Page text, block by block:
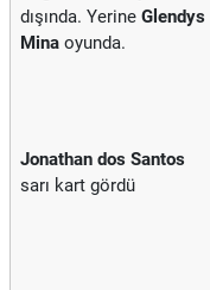
dışında. Yerine Glendys
Mina oyunda.
Jonathan dos Santos
sarı kart gördü